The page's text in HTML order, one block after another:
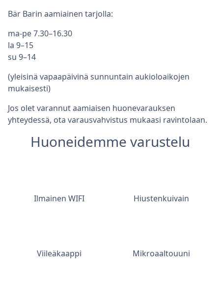
Bär Barin aamiainen tarjolla:
ma-pe 7.30–16.30
la 9–15
su 9–14
(yleisinä vapaapäivinä sunnuntain aukioloaikojen
mukaisesti)
Jos olet varannut aamiaisen huonevarauksen
yhteydessä, ota varausvahvistus mukaasi ravintolaan.
Huoneidemme varustelu
Ilmainen WIFI Hiustenkuivain
Viileäkaappi Mikroaaltouuni